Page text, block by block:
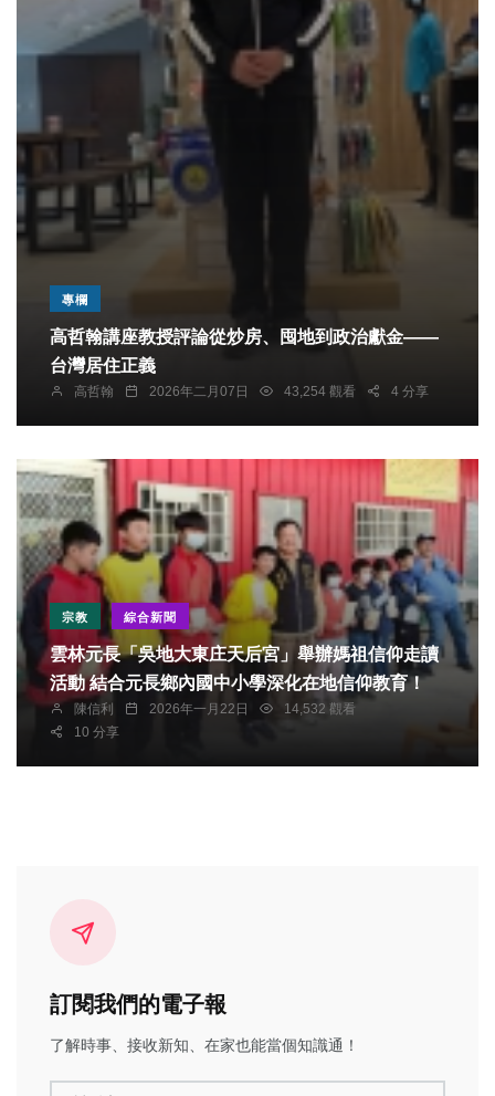
專欄
高哲翰講座教授評論從炒房、囤地到政治獻金——
台灣居住正義
高哲翰 2026年二月07日 43,254 觀看 4 分享
宗教 綜合新聞
雲林元長「吳地大東庄天后宮」舉辦媽祖信仰走讀
活動 結合元長鄉內國中小學深化在地信仰教育！
陳信利 2026年一月22日
14,532 觀看
10 分享
訂閱我們的電子報
了解時事、接收新知、在家也能當個知識通！